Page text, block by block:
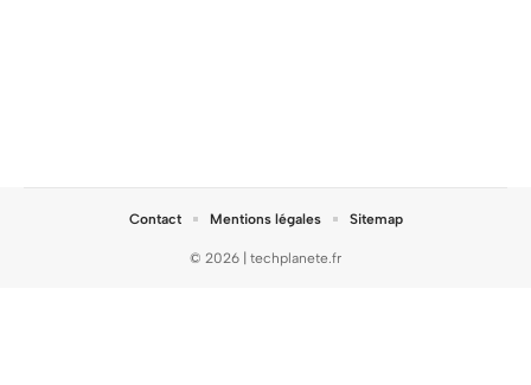
© 2026 | techplanete.fr
Contact Mentions légales Sitemap